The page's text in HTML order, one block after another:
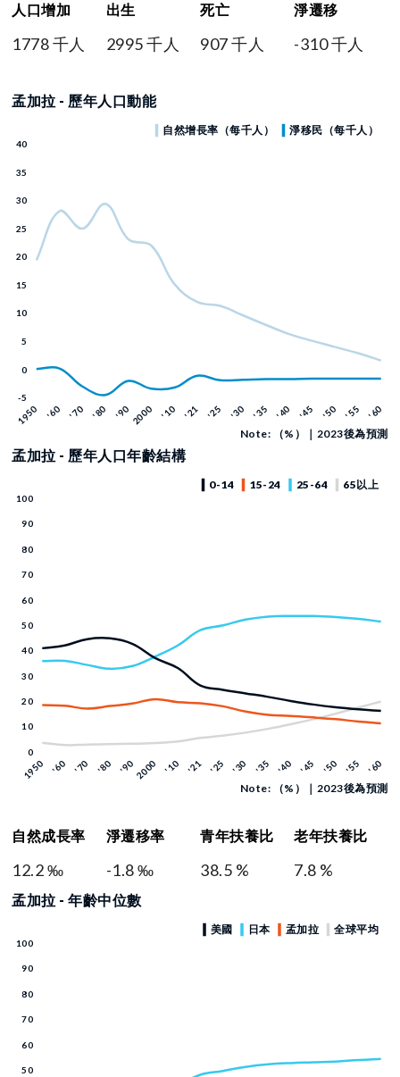
人口增加
1778 千人
出生
2995 千人
死亡
907 千人
淨遷移
-310 千人
孟加拉 - 歷年人口動能
Note: （%）｜2023後為預測
孟加拉 - 歷年人口年齡結構
Note: （%）｜2023後為預測
自然成長率
12.2 ‰
淨遷移率
-1.8 ‰
青年扶養比
38.5 %
老年扶養比
7.8 %
孟加拉 - 年齡中位數